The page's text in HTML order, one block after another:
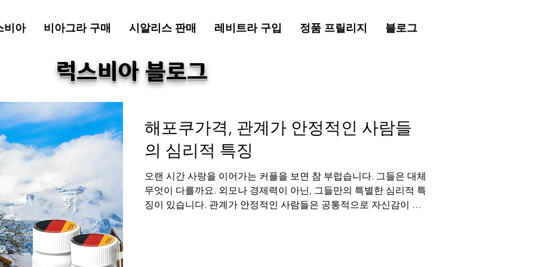
비아 비아그라 구매 시알리스 판매 레비트라 구입 정품 프릴리지 블로그
​럭스비아 블로그
해포쿠가격, 관계가 안정적인 사람들
의 심리적 특징
오랜 시간 사랑을 이어가는 커플을 보면 참 부럽습니다. 그들은 대체
무엇이 다를까요. 외모나 경제력이 아닌, 그들만의 특별한 심리적 특
징이 있습니다. 관계가 안정적인 사람들은 공통적으로 자신감이 넘